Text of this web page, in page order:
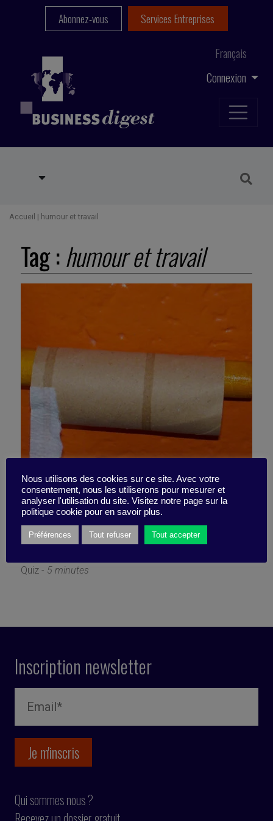
Connexion
Français
Abonnez-vous Services Entreprises
Accueil | humour et travail
Tag :humour et travail
Sauriez-vous vous tirer de
situations gênantes ?
Quiz - 5 minutes
Inscription newsletter
Qui sommes nous ?
Nous utilisons des cookies sur ce site. Avec votre
consentement, nous les utiliserons pour mesurer et
analyser l'utilisation du site. Visitez notre page sur la
politique cookie pour en savoir plus.
Préférences Tout refuser Tout accepter